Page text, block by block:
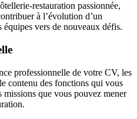
restauration passionnée,
à l’évolution d’un
équipes vers de nouveaux défis.
professionnelle de votre CV, les
contenu des fonctions qui vous
missions que vous pouvez mener